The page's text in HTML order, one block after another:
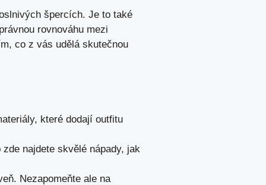
špercích. Je to také
rovnováhu mezi
co z vás udělá skutečnou
které dodají outfitu
najdete skvělé nápady, jak
Nezapomeňte ale na